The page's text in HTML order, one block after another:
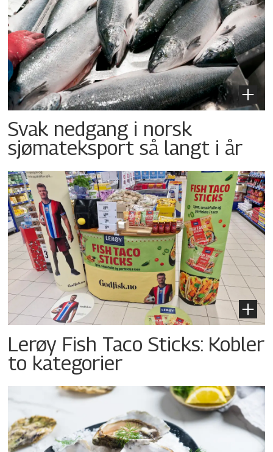
Svak nedgang i norsk
sjømateksport så langt i år
Lerøy Fish Taco Sticks: Kobler
to kategorier